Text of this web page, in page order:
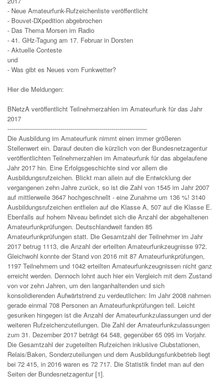
- Neue Amateurfunk-Rufzeichenliste veröffentlicht
- Bouvet-DXpedition abgebrochen
- Das Thema Morsen im Radio
- 41. GHz-Tagung am 17. Februar in Dorsten
- Aktuelle Conteste
und
- Was gibt es Neues vom Funkwetter?
Hier die Meldungen:
BNetzA veröffentlicht Teilnehmerzahlen im Amateurfunk für das Jahr
2017
-----------------------------------------------------------------------
Die Ausbildung im Amateurfunk nimmt einen immer größeren
Stellenwert ein. Darauf deuten die kürzlich von der Bundesnetzagentur
veröffentlichten Teilnehmerzahlen im Amateurfunk für das abgelaufene
Jahr 2017 hin. Eine Erfolgsgeschichte sind vor allem die
Ausbildungsrufzeichen. Blickt man allein auf die Entwicklung der
vergangenen zehn Jahre zurück, so ist die Zahl von 1545 im Jahr 2007
auf mittlerweile 3647 hochgeschnellt - eine Zunahme um 136 %! 3140
Ausbildungsrufzeichen entfielen auf die Klasse A, 507 auf die Klasse E.
Ebenfalls auf hohem Niveau befindet sich die Anzahl der abgehaltenen
Amateurfunkprüfungen. Deutschlandweit fanden 85
Amateurfunkprüfungen statt. Die Gesamtzahl der Teilnehmer im Jahr
2017 betrug 1113, die Anzahl der erteilten Amateurfunkzeugnisse 972.
Gleichwohl konnte der Stand von 2016 mit 87 Amateurfunkprüfungen,
1197 Teilnehmern und 1042 erteilten Amateurfunkzeugnissen nicht ganz
erreicht werden. Dennoch lohnt auch hier ein Vergleich mit dem Zustand
von vor zehn Jahren, um den langanhaltenden und sich
konsolidierenden Aufwärtstrend zu verdeutlichen: Im Jahr 2008 nahmen
gerade einmal 708 Personen an Amateurfunkprüfungen teil. Leicht
gesunken hingegen ist die Anzahl der Amateurfunkzulassungen und der
weiteren Rufzeichenzuteilungen. Die Zahl der Amateurfunkzulassungen
zum 31. Dezember 2017 beträgt 64 548, gegenüber 65 095 im Vorjahr.
Die Gesamtzahl der zugeteilten Rufzeichen inklusive Clubstationen,
Relais/Baken, Sonderzuteilungen und dem Ausbildungsfunkbetrieb liegt
bei 72 415, in 2016 waren es 72 717. Die Statistik findet man auf den
Seiten der Bundesnetzagentur [1].